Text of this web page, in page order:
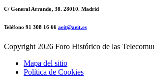
C/ General Arrando, 38. 28010. Madrid
Teléfono 91 308 16 66 aeit@aeit.es
Copyright 2026 Foro Histórico de las
Mapa del sitio
Política de Cookies